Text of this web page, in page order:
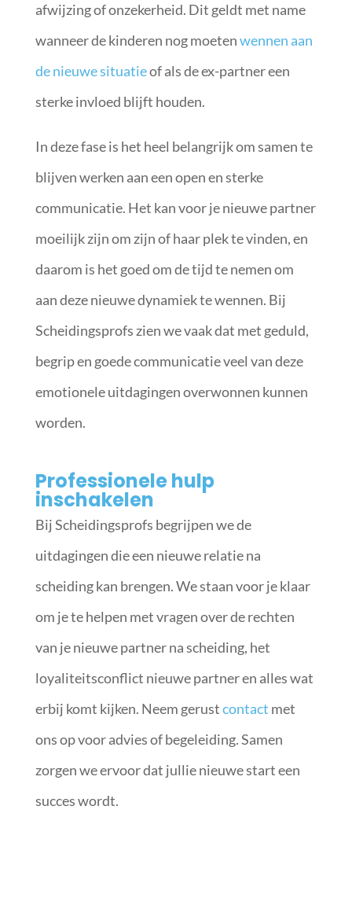
afwijzing of onzekerheid. Dit geldt met name
wanneer de kinderen nog moetenwennen aan
de nieuwe situatieof als de ex-partner een
sterke invloed blijft houden.
In deze fase is het heel belangrijk om samen te
blijven werken aan een open en sterke
communicatie. Het kan voor je nieuwe partner
moeilijk zijn om zijn of haar plek te vinden, en
daarom is het goed om de tijd te nemen om
aan deze nieuwe dynamiek te wennen. Bij
Scheidingsprofs zien we vaak dat met geduld,
begrip en goede communicatie veel van deze
emotionele uitdagingen overwonnen kunnen
worden.
Professionele hulp
inschakelen
Bij Scheidingsprofs begrijpen we de
uitdagingen die een nieuwe relatie na
scheiding kan brengen. We staan voor je klaar
om je te helpen met vragen over de rechten
van je nieuwe partner na scheiding, het
loyaliteitsconflict nieuwe partner en alles wat
erbij komt kijken. Neem gerustcontact met
ons op voor advies of begeleiding. Samen
zorgen we ervoor dat jullie nieuwe start een
succes wordt.